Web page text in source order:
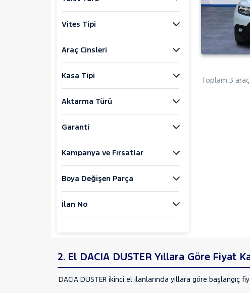
FIAT
FORD
HYUNDAI
ISUZU
Iveco
KIA
LANCIA
MAN
NISSAN
Vites Tipi
Araç Cinsleri
Kasa Tipi
Aktarma Türü
Garanti
Kampanya ve Fırsatlar
Boya Değişen Parça
İlan No
Toplam 3 araç.
2. El DACIA DUSTER Yıllara Göre Fiyat
DACIA DUSTER ikinci el ilanlarında yıllara göre başlangıç